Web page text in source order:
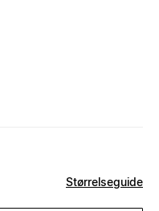
Størrelseguide